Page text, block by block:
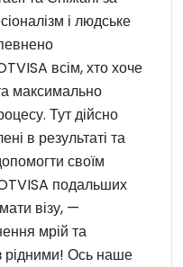
і людське
всім, хто хоче
максимально
Тут дійсно
в результаті та
своїм
подальших
візу, —
мрій та
рідними! Ось наше